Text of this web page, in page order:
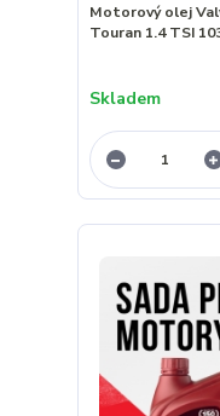
Motorový olej
Touran 1.4 TSI
Skladem